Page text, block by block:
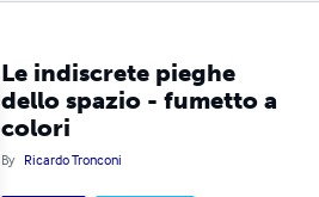
Le indiscrete pieghe
dello spazio - fumetto a
colori
By Ricardo Tronconi